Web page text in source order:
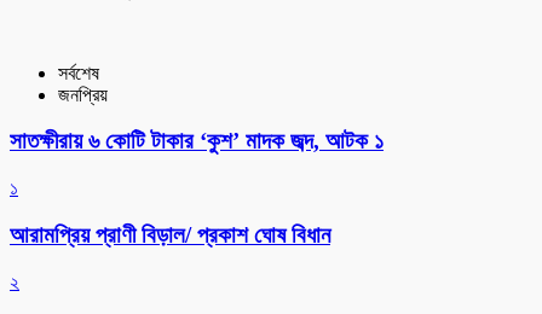
সর্বশেষ
জনপ্রিয়
সাতক্ষীরায় ৬ কোটি টাকার ‘কুশ’ মাদক জব্দ, আটক ১
১
আরামপ্রিয় প্রাণী বিড়াল/ প্রকাশ ঘোষ বিধান
২